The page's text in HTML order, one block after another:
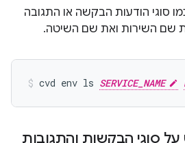
סוגי הודעות הבקשה או התגובה
שם השירות ואת שם השיטה.
cvd env ls SERVICE_NAME
סוגי הבקשות והתגובות